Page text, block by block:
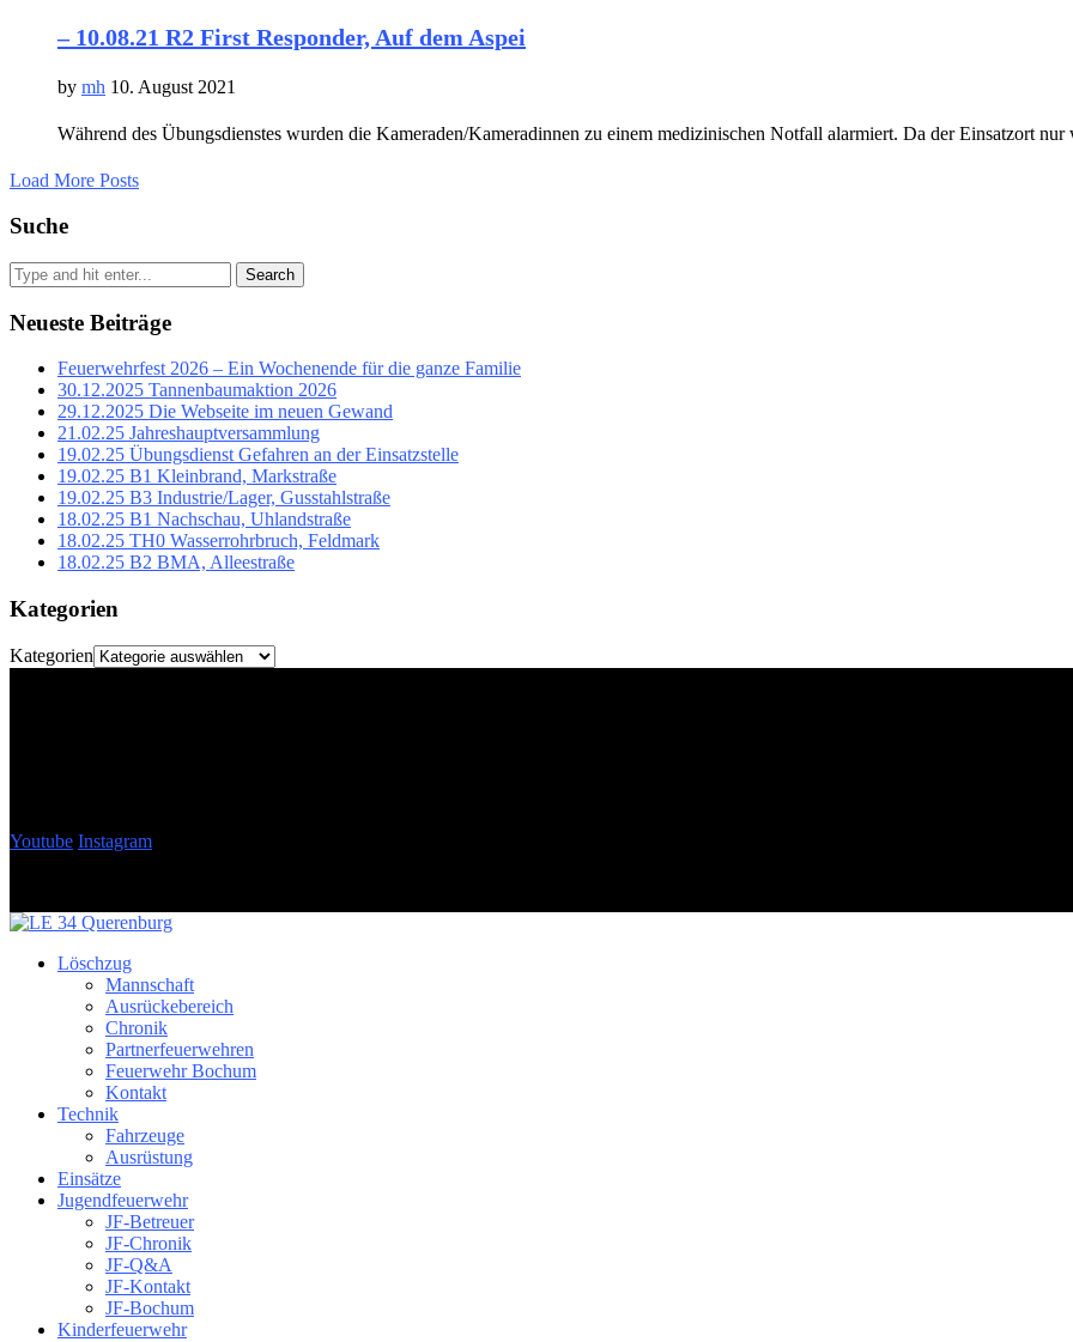
– 10.08.21 R2 First Responder, Auf dem Aspei
by mh 10. August 2021
Während des Übungsdienstes wurden die Kameraden/Kameradinnen zu einem medizinischen Notfall alarmiert. Da der Einsatzort
Load More Posts
Suche
Search
Neueste Beiträge
Feuerwehrfest 2026 – Ein Wochenende für die ganze Familie
30.12.2025 Tannenbaumaktion 2026
29.12.2025 Die Webseite im neuen Gewand
21.02.25 Jahreshauptversammlung
19.02.25 Übungsdienst Gefahren an der Einsatzstelle
19.02.25 B1 Kleinbrand, Markstraße
19.02.25 B3 Industrie/Lager, Gusstahlstraße
18.02.25 B1 Nachschau, Uhlandstraße
18.02.25 TH0 Wasserrohrbruch, Feldmark
18.02.25 B2 BMA, Alleestraße
Kategorien
Kategorien
Youtube Instagram
Löschzug
Mannschaft
Ausrückebereich
Chronik
Partnerfeuerwehren
Feuerwehr Bochum
Kontakt
Technik
Fahrzeuge
Ausrüstung
Einsätze
Jugendfeuerwehr
JF-Betreuer
JF-Chronik
JF-Q&A
JF-Kontakt
JF-Bochum
Kinderfeuerwehr